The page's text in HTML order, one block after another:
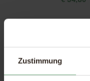
Zustimmung